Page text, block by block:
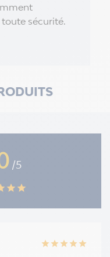
sécurité.
/5
star star
star star star star star